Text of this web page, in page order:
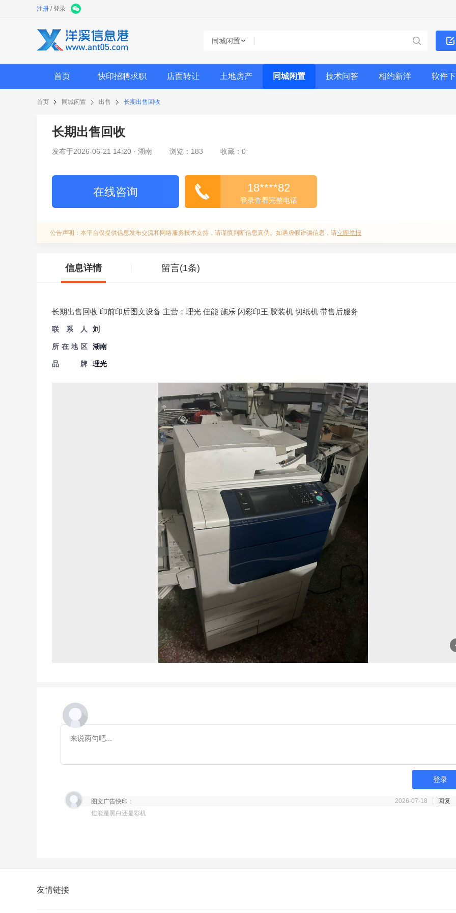
注册 /登录
同城闲置
首页 快印招聘求职 店面转让 土地房产 同城闲置 技术问答 相约新洋 软件
首页 同城闲置 出售 长期出售回收
长期出售回收
发布于2026-06-21 14:20 · 湖南 浏览：183 收藏：0
在线咨询 18****82
登录查看完整电话
公告声明：本平台仅提供信息发布交流和网络服务技术支持，请谨慎判断信息真伪。如遇虚假诈骗信息，请立即举报
信息详情 留言(1条)
长期出售回收 印前印后图文设备 主营：理光 佳能 施乐 闪彩印王 胶装机 切纸机 带售后服务
联 系 人 刘
所 在 地 区 湖南
品牌 理光
登录
图文广告快印 ： 2026-07-18
回复
佳能是黑白还是彩机
友情链接